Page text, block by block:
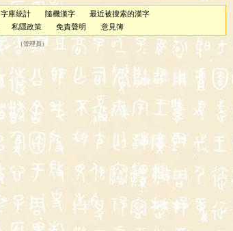
字庫統計 隨機漢字
最近被搜索的漢字
私隱政策 免責聲明 意見簿
（管理員 ）